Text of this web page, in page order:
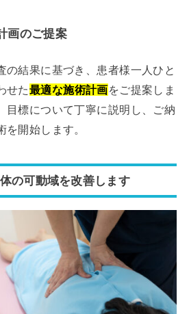
画のご提案
の結果に基づき、患者様一人ひと
せた最適な施術計画をご提案しま
目標について丁寧に説明し、ご納
開始します。
の可動域を改善します